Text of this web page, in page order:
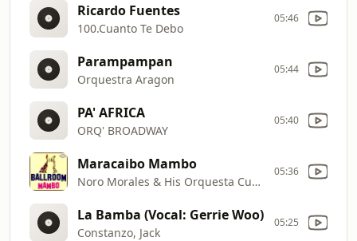
Ricardo Fuentes
100.Cuanto Te Debo
05:46
Parampampan
Orquestra Aragon
05:44
PA' AFRICA
ORQ' BROADWAY
05:40
Maracaibo Mambo
Noro Morales & His Orquesta Cubana
05:36
La Bamba (Vocal: Gerrie Woo)
Constanzo, Jack
05:25